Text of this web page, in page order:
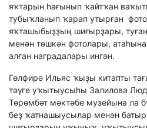
яҡтарын һағынып ҡайтҡан
тубыҡланып ҡарап утырған
яҡташыбыҙҙың шиғырҙары,
менән төшкән фотолары,
алған наградалары ингән.
Гөлфирә Ильяс ҡыҙы китапты
тәүге уҡытыусыһы Залилова
Төрөмбәт мәктәбе музейына ла
беҙ ҡатнашыусылар менән